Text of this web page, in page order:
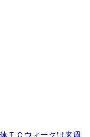
ＴＣウィークは来週